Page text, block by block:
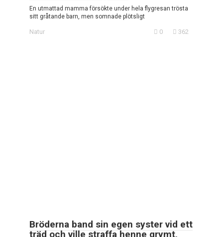
En utmattad mamma försökte under hela flygresan trösta
sitt gråtande barn, men somnade plötsligt
Natur 0 362
Bröderna band sin egen syster vid ett
träd och ville straffa henne grymt,